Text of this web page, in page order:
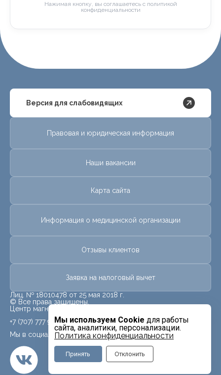
Мы используем Cookie для работы
сайта, аналитики, персонализации.
Политика конфиденциальности
Принять Отклонить
Нажимая кнопку, вы соглашаетесь с политикой
конфиденциальности
Версия для слабовидящих
Правовая и юридическая информация
Наши вакансии
Карта сайта
Информация о медицинской организации
Отзывы клиентов
Заявка на налоговый вычет
Лиц. № 18010478 от 25 мая 2018 г.
© Все права защищены.
Центр магнитно-резонансной томографии «МРТ Лидер»
Мы в социальных сетях
+7 (707) 777 9909